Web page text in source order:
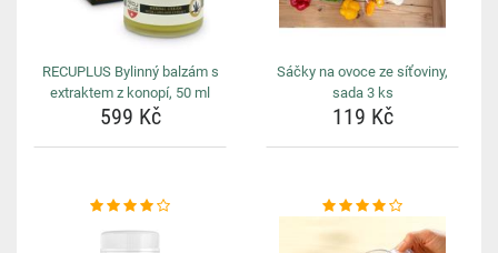
RECUPLUS Bylinný balzám s
extraktem z konopí, 50 ml
599 Kč
Sáčky na ovoce ze síťoviny,
sada 3 ks
119 Kč